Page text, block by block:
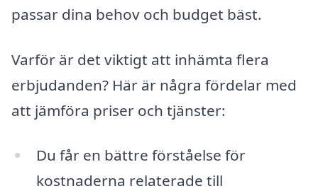
passar dina behov och budget bäst.
Varför är det viktigt att inhämta flera
erbjudanden? Här är några fördelar med
att jämföra priser och tjänster:
Du får en bättre förståelse för
kostnaderna relaterade till